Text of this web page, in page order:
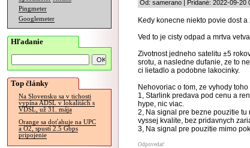
Pingmeter
Googlemeter
Hľadanie
Top články
Na Slovensku sa v tichosti
vypína ADSL v lokalitách s
VDSL, už 31. mája
Orange sa doťahuje na UPC
a O2, spustí 2.5 Gbps
pripojenie
Od: samerano | Pridané: 2022-09-20
Kedy konecne niekto povie dost
Ved to je cisty odpad a mrtva
Zivotnost jedneho satelitu ±5
srotu, a nasledne dufanie, ze to
ci lietadlo a podobne lakocinky.
Nehovoriac o tom, ze vyhody
1, Starlink predava pod cenu a
hype, nic viac.
2, Na signal pre bezne pouzitie tu
vyssej kvalite, bez pridavnych
3, Na signal pre pouzitie mimo
Odpovedať